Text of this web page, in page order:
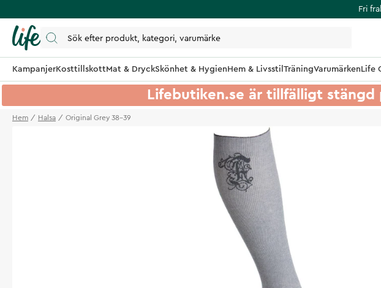
Fri
KampanjerKosttillskottMat & DryckSkönhet & HygienHem & Livsstil TräningVarumärkenLife
Lifebutiken.se är tillfälligt
Hem Halsa Original Grey 38-39